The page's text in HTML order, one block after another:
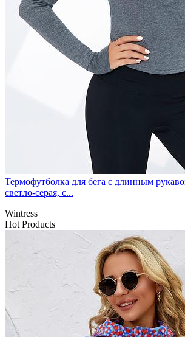
Термофутболка для бега с длинным
светло-серая, с...
Wintress
Hot Products